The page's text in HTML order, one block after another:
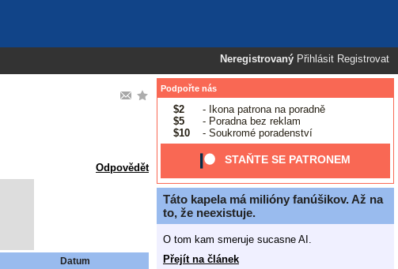
Neregistrovaný Přihlásit Registrovat
Odpovědět
Datum
Podpořte nás
$2
- Ikona patrona na poradně
$5
- Poradna bez reklam
$10
- Soukromé poradenství
STAŇTE SE PATRONEM
Táto kapela má milióny fanúšikov. Až na
to, že neexistuje.
O tom kam smeruje sucasne AI.
Přejít na článek